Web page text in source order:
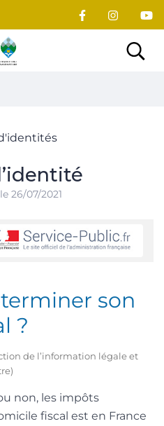
Site officiel du village
26/07/2021
son
?
de l’information légale et
non, les impôts
fiscal est en France